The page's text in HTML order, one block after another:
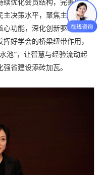
续优化会员结构，完善以章
主决策水平，聚焦主责主
心功能，深化创新驱动，打
好学会的桥梁纽带作用，
池”，让智慧与经验流动起
省建设添砖加瓦。